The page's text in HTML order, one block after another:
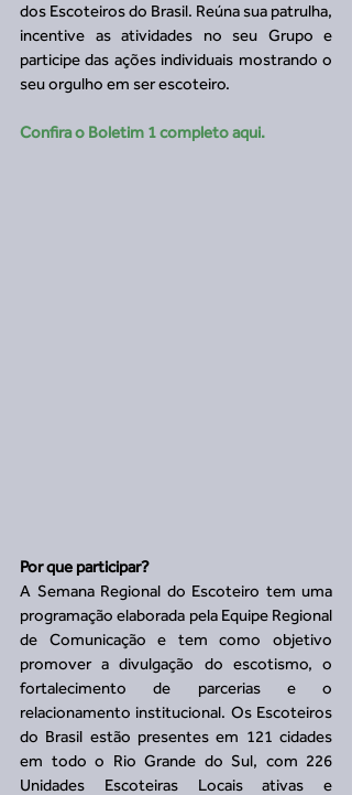
dos Escoteiros do Brasil. Reúna sua patrulha,
incentive as atividades no seu Grupo e
participe das ações individuais mostrando o
seu orgulho em ser escoteiro.
Confira o Boletim 1 completo aqui.
Por que participar?
A Semana Regional do Escoteiro tem uma
programação elaborada pela Equipe Regional
de Comunicação e tem como objetivo
promover a divulgação do escotismo, o
fortalecimento de parcerias e o
relacionamento institucional. Os Escoteiros
do Brasil estão presentes em 121 cidades
em todo o Rio Grande do Sul, com 226
Unidades Escoteiras Locais ativas e